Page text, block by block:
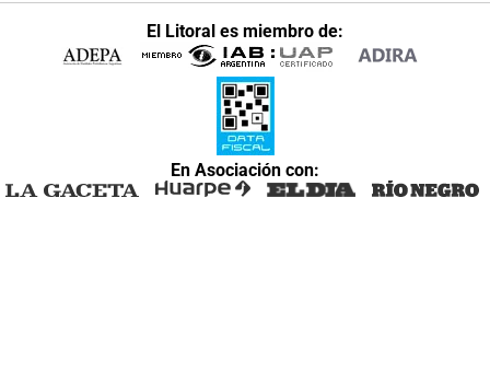
El Litoral es miembro de:
En Asociación con: